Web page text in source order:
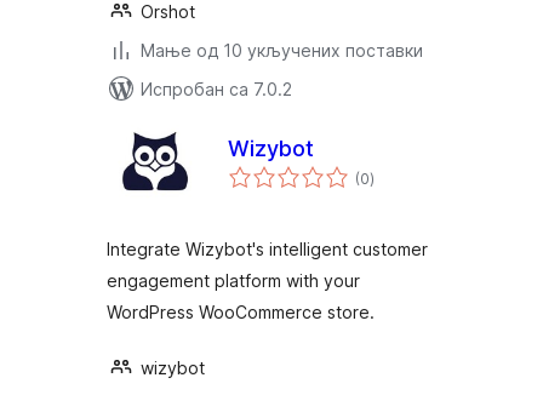
Orshot
Мање од 10 укључених поставки
Испробан са 7.0.2
Wizybot
(0укупних
оцена
)
Integrate Wizybot's intelligent customer
engagement platform with your
WordPress WooCommerce store.
wizybot